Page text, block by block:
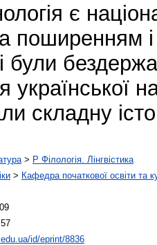
є
поширенням
були
української
складну
> P Філологія. Лінгвістика
> Кафедра початкової освіти та
id/eprint/8836